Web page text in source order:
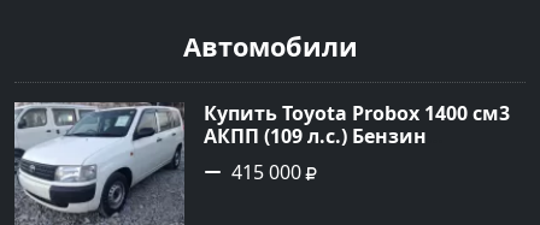
Автомобили
Купить Toyota Probox 1400 см3
АКПП (109 л.с.) Бензин
инжектор в Новороссийск:
цвет белый Универсал 2010
415 000